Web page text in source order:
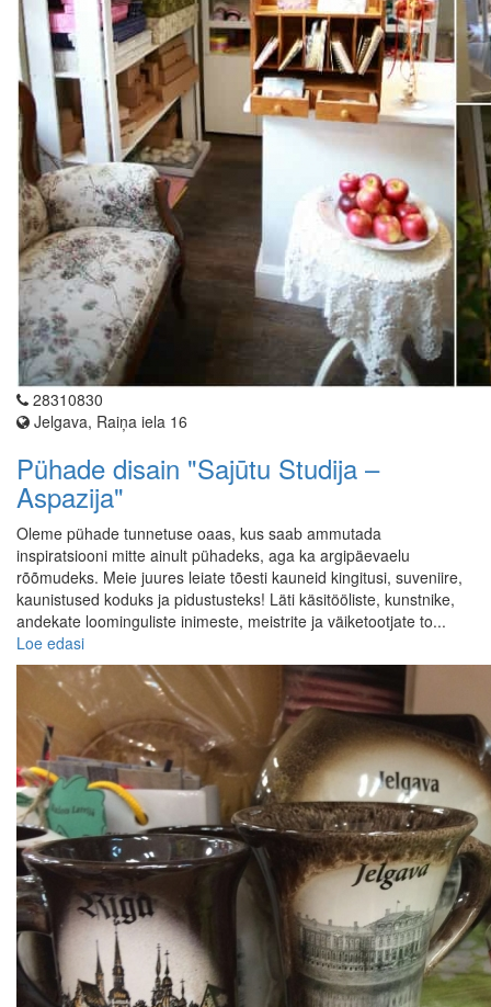
28310830
Jelgava, Raiņa iela 16
Pühade disain "Sajūtu Studija –
Aspazija"
Oleme pühade tunnetuse oaas, kus saab ammutada
inspiratsiooni mitte ainult pühadeks, aga ka argipäevaelu
rõõmudeks. Meie juures leiate tõesti kauneid kingitusi, suveniire,
kaunistused koduks ja pidustusteks! Läti käsitööliste, kunstnike,
andekate loominguliste inimeste, meistrite ja väiketootjate to...
Loe edasi